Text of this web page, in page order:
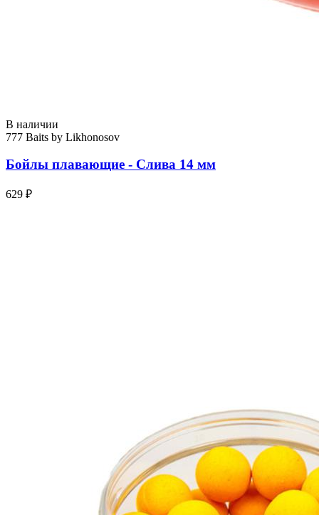
В наличии
777 Baits by Likhonosov
Бойлы плавающие - Слива 14 мм
629 ₽